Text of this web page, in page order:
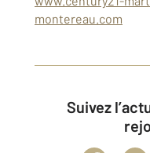
montereau.com
Suivez l’actualité immobilière et